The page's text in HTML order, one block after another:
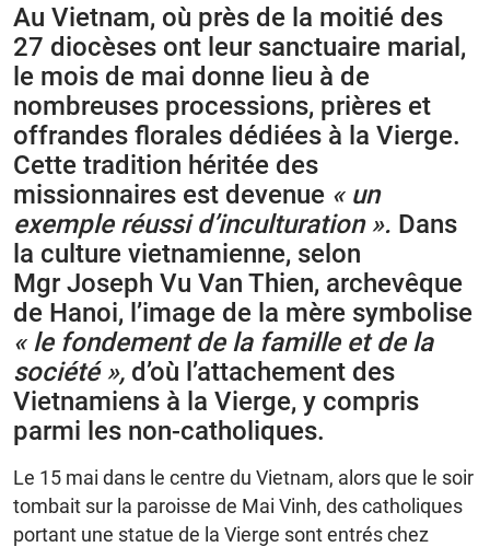
Au Vietnam, où près de la moitié des
27 diocèses ont leur sanctuaire marial,
le mois de mai donne lieu à de
nombreuses processions, prières et
offrandes florales dédiées à la Vierge.
Cette tradition héritée des
missionnaires est devenue « un
exemple réussi d’inculturation ». Dans
la culture vietnamienne, selon
Mgr Joseph Vu Van Thien, archevêque
de Hanoi, l’image de la mère symbolise
« le fondement de la famille et de la
société », d’où l’attachement des
Vietnamiens à la Vierge, y compris
parmi les non-catholiques.
Le 15 mai dans le centre du Vietnam, alors que le soir
tombait sur la paroisse de Mai Vinh, des catholiques
portant une statue de la Vierge sont entrés chez